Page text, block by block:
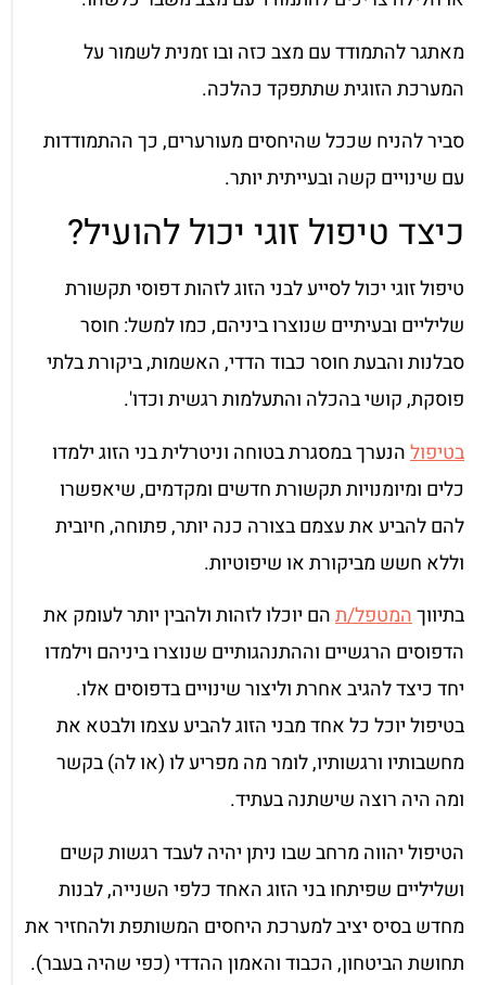
מאתגר להתמודד עם מצב כזה ובו זמנית לשמור על
המערכת הזוגית שתתפקד כהלכה.
סביר להניח שככל שהיחסים מעורערים, כך ההתמודדות
עם שינויים קשה ובעייתית יותר.
כיצד טיפול זוגי יכול להועיל?
טיפול זוגי יכול לסייע לבני הזוג לזהות דפוסי תקשורת
שליליים ובעיתיים שנוצרו ביניהם, כמו למשל: חוסר
סבלנות והבעת חוסר כבוד הדדי, האשמות, ביקורת בלתי
פוסקת, קושי בהכלה והתעלמות רגשית וכדו'.
בטיפולהנערך במסגרת בטוחה וניטרלית בני הזוג ילמדו
כלים ומיומנויות תקשורת חדשים ומקדמים, שיאפשרו
להם להביע את עצמם בצורה כנה יותר, פתוחה, חיובית
וללא חשש מביקורת או שיפוטיות.
בתיווךהמטפל/תהם יוכלו לזהות ולהבין יותר לעומק את
הדפוסים הרגשיים וההתנהגותיים שנוצרו ביניהם וילמדו
יחד כיצד להגיב אחרת וליצור שינויים בדפוסים אלו.
בטיפול יוכל כל אחד מבני הזוג להביע עצמו ולבטא את
מחשבותיו ורגשותיו, לומר מה מפריע לו (או לה) בקשר
ומה היה רוצה שישתנה בעתיד.
הטיפול יהווה מרחב שבו ניתן יהיה לעבד רגשות קשים
ושליליים שפיתחו בני הזוג האחד כלפי השנייה, לבנות
מחדש בסיס יציב למערכת היחסים המשותפת ולהחזיר את
תחושת הביטחון, הכבוד והאמון ההדדי (כפי שהיה בעבר).